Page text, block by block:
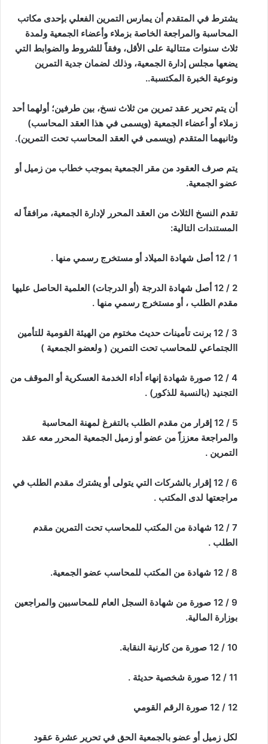
يشترط في المتقدم أن يمارس التمرين الفعلي بإحدى مكاتب
المحاسبة والمراجعة الخاصة بزملاء وأعضاء الجمعية ولمدة
ثلاث سنوات متتالية على الأقل، وفقاً للشروط والضوابط التي
يضعها مجلس إدارة الجمعية، وذلك لضمان جدية التمرين
ونوعية الخبرة المكتسبة..
أن يتم تحرير عقد تمرين من ثلاث نسخ، بين طرفين؛ أولهما أحد
زملاء أو أعضاء الجمعية (ويسمى في هذا العقد المحاسب)
وثانيهما المتقدم (ويسمى في العقد المحاسب تحت التمرين).
يتم صرف العقود من مقر الجمعية بموجب خطاب من زميل أو
عضو الجمعية.
تقدم النسخ الثلاث من العقد المحرر لإدارة الجمعية، مرافقاً له
المستندات التالية:
1 / 12 أصل شهادة الميلاد أو مستخرج رسمي منها .
2 / 12 أصل شهادة الدرجة (أو الدرجات) العلمية الحاصل عليها
مقدم الطلب ، أو مستخرج رسمي منها .
3 / 12 برنت تأمينات حديث مختوم من الهيئة القومية للتأمين
االجتماعي للمحاسب تحت التمرين ( ولعضو الجمعية )
4 / 12 صورة شهادة إنهاء أداء الخدمة العسكرية أو الموقف من
التجنيد (بالنسبة للذكور) .
5 / 12 إقرار من مقدم الطلب بالتفرغ لمهنة المحاسبة
والمراجعة معززاً من عضو أو زميل الجمعية المحرر معه عقد
التمرين .
6 / 12 إقرار بالشركات التي يتولى أو يشترك مقدم الطلب في
مراجعتها لدى المكتب .
7 / 12 شهادة من المكتب للمحاسب تحت التمرين مقدم
الطلب .
8 / 12 شهادة من المكتب للمحاسب عضو الجمعية.
9 / 12 صورة من شهادة السجل العام للمحاسبين والمراجعين
بوزارة المالية.
10 / 12 صورة من كارنية النقابة.
11 / 12 صورة شخصية حديثة .
12 / 12 صورة الرقم القومي
لكل زميل أو عضو بالجمعية الحق في تحرير عشرة عقود